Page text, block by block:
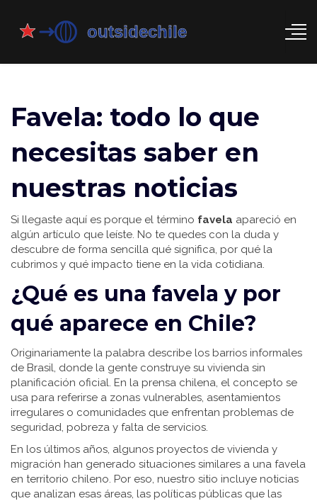
Favela: todo lo que
necesitas saber en
nuestras noticias
Si llegaste aquí es porque el término favela apareció en
algún artículo que leíste. No te quedes con la duda y
descubre de forma sencilla qué significa, por qué la
cubrimos y qué impacto tiene en la vida cotidiana.
¿Qué es una favela y por
qué aparece en Chile?
Originariamente la palabra describe los barrios informales
de Brasil, donde la gente construye su vivienda sin
planificación oficial. En la prensa chilena, el concepto se
usa para referirse a zonas vulnerables, asentamientos
irregulares o comunidades que enfrentan problemas de
seguridad, pobreza y falta de servicios.
En los últimos años, algunos proyectos de vivienda y
migración han generado situaciones similares a una favela
en territorio chileno. Por eso, nuestro sitio incluye noticias
que analizan esas áreas, las políticas públicas que las